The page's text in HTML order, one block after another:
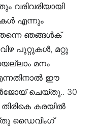
വരിവരിയായി
എന്നും
ഞങ്ങൾക്
പുറ്റുകൾ, മറ്റു
മനം
ഈ
ചെയ്തു.. 30
കരയിൽ
ഡൈവിംഗ്